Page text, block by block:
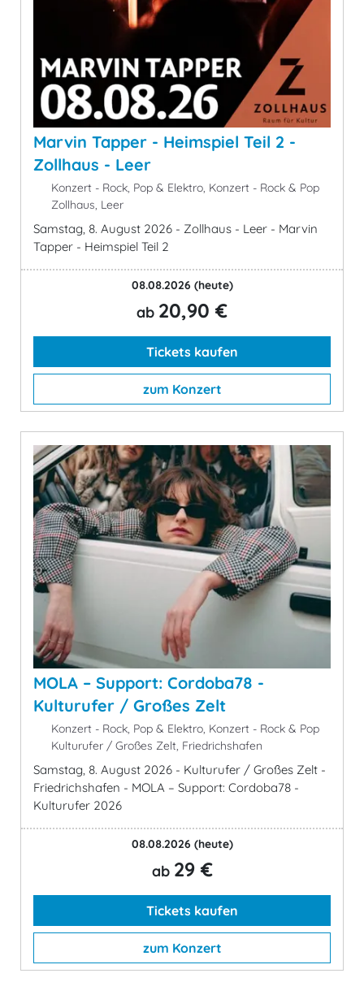
Marvin Tapper - Heimspiel Teil 2 -
Zollhaus - Leer
Konzert - Rock, Pop & Elektro, Konzert - Rock & Pop
Zollhaus, Leer
Samstag, 8. August 2026 - Zollhaus - Leer - Marvin
Tapper - Heimspiel Teil 2
08.08.2026 (heute)
ab 20,90 €
Tickets kaufen
zum Konzert
MOLA – Support: Cordoba78 -
Kulturufer / Großes Zelt
Konzert - Rock, Pop & Elektro, Konzert - Rock & Pop
Kulturufer / Großes Zelt, Friedrichshafen
Samstag, 8. August 2026 - Kulturufer / Großes Zelt -
Friedrichshafen - MOLA – Support: Cordoba78 -
Kulturufer 2026
08.08.2026 (heute)
ab 29 €
Tickets kaufen
zum Konzert